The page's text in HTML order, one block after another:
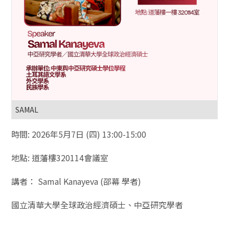
SAMAL
時間: 2026年5月7日 (四) 13:00-15:00
地點: 道藩樓320114會議室
講者： Samal Kanayeva (邵幕 學者)
國立清華大學全球政治經濟碩士、中亞研究學者